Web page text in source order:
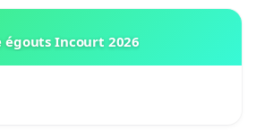
égouts Incourt 2026